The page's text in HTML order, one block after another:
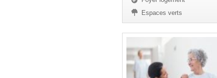
Espaces verts